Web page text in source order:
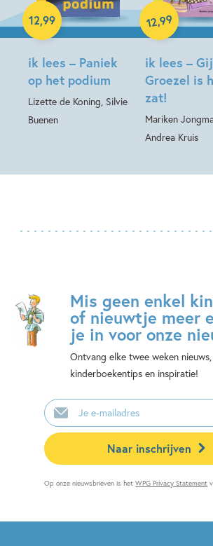
ik lees – Paniek
op het podium
Lizette de Koning, Silvie
Buenen
12,99
Hardcover
ik lees –
Groezel is
zat!
Mariken
Andrea Kruis
12,99
Hardcover
Mis geen enkel
of nieuwtje meer
je in voor onze
Ontvang elke twee weken nieuws,
kinderboekentips en inspiratie!
E-
mailadres
Naar inschrijven
Op onze nieuwsbrieven is hetWPG Privacy Statement